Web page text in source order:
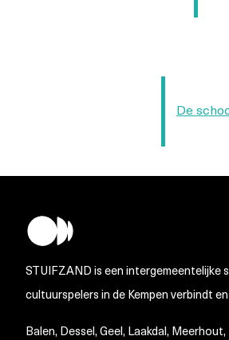
Volgend
De
STUIFZAND is een intergemeentelijke
cultuurspelers in de Kempen verbindt
Balen, Dessel, Geel, Laakdal,